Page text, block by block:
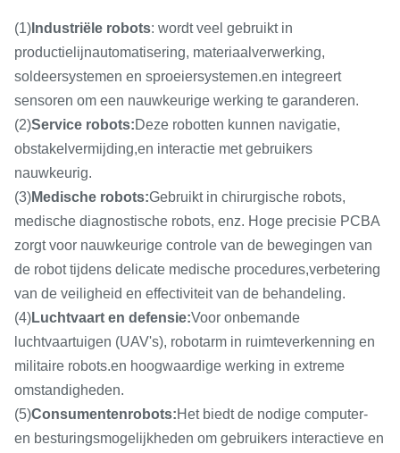
(1) Industriële robots: wordt veel gebruikt in
productielijnautomatisering, materiaalverwerking,
soldeersystemen en sproeiersystemen.en integreert
sensoren om een nauwkeurige werking te garanderen.
(2)Service robots:Deze robotten kunnen navigatie,
obstakelvermijding,en interactie met gebruikers
nauwkeurig.
(3)Medische robots:Gebruikt in chirurgische robots,
medische diagnostische robots, enz. Hoge precisie PCBA
zorgt voor nauwkeurige controle van de bewegingen van
de robot tijdens delicate medische procedures,verbetering
van de veiligheid en effectiviteit van de behandeling.
(4)Luchtvaart en defensie:Voor onbemande
luchtvaartuigen (UAV's), robotarm in ruimteverkenning en
militaire robots.en hoogwaardige werking in extreme
omstandigheden.
(5)Consumentenrobots:Het biedt de nodige computer-
en besturingsmogelijkheden om gebruikers interactieve en